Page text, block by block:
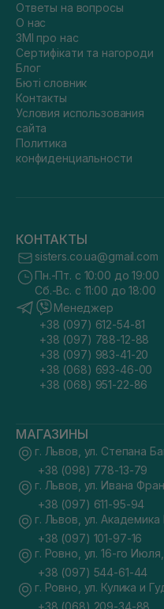
Ответы на вопросы
О нас
ЗМІ про нас
Сертифікати та нагороди
Блог
Бюті словник
Контакты
Условия использования
сайта
Политика
конфиденциальности
КОНТАКТЫ
sisters.co.ua@gmail.com
Пн.-Пт. с 10:00 до 19:00
Сб.-Вс. с 11:00 до 18:00
Менеджер
+38 (097) 612-54-81
+38 (097) 788-12-88
+38 (097) 983-41-20
+38 (068) 693-46-00
+38 (068) 951-22-86
МАГАЗИНЫ
г. Львов, ул. Степана
+38 (098) 778-13-79
г. Львов, ул. Ивана
+38 (097) 611-95-94
г. Львов, ул.
+38 (097) 101-97-16
г. Ровно, ул. 16-го Июля,
+38 (097) 544-61-44
г. Ровно, ул. Кулика и
+38 (068) 209-34-88